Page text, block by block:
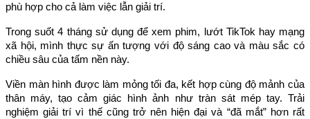
phù hợp cho cả làm việc lẫn giải trí.
Trong suốt 4 tháng sử dụng để xem phim, lướt TikTok hay mạng
xã hội, mình thực sự ấn tượng với độ sáng cao và màu sắc có
chiều sâu của tấm nền này.
Viền màn hình được làm mỏng tối đa, kết hợp cùng độ mảnh của
thân máy, tạo cảm giác hình ảnh như tràn sát mép tay. Trải
nghiệm giải trí vì thế cũng trở nên hiện đại và “đã mắt” hơn rất